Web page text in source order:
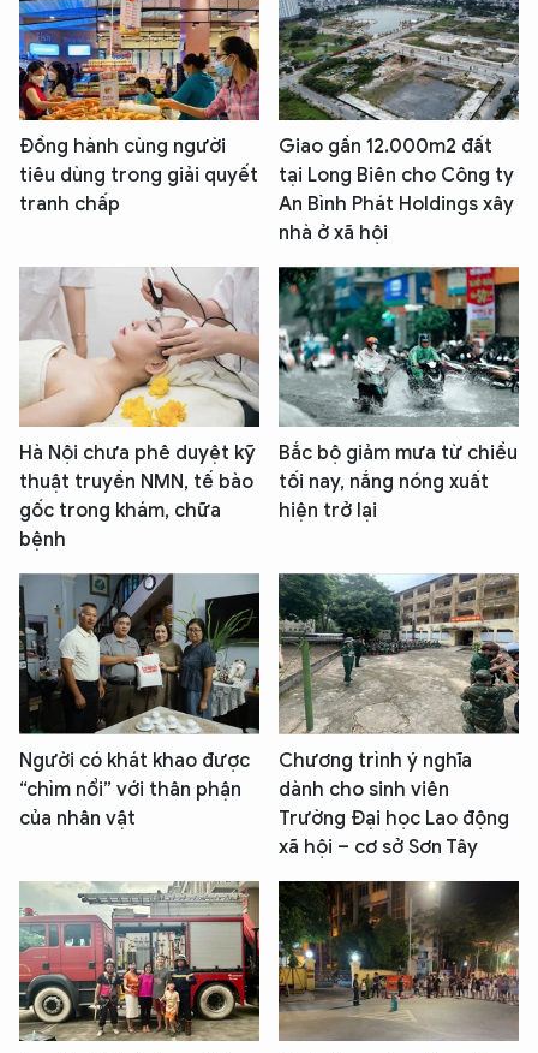
Đồng hành cùng người
tiêu dùng trong giải quyết
tranh chấp
Giao gần 12.000m2 đất
tại Long Biên cho Công ty
An Bình Phát Holdings xây
nhà ở xã hội
Hà Nội chưa phê duyệt kỹ
thuật truyền NMN, tế bào
gốc trong khám, chữa
bệnh
Bắc bộ giảm mưa từ chiều
tối nay, nắng nóng xuất
hiện trở lại
Người có khát khao được
“chìm nổi” với thân phận
của nhân vật
Chương trình ý nghĩa
dành cho sinh viên
Trường Đại học Lao động
xã hội – cơ sở Sơn Tây